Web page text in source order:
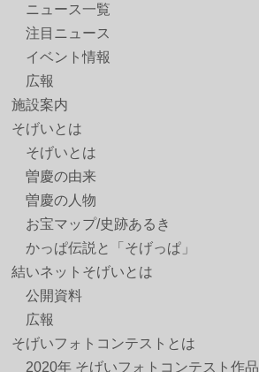
ニュース一覧
注目ニュース
イベント情報
広報
施設案内
そげいとは
そげいとは
曽慶の由来
曽慶の人物
お宝マップ/史跡あるき
かっぱ伝説と「そげっぱ」
結いネットそげいとは
公開資料
広報
そげいフォトコンテストとは
2020年 そげいフォトコンテスト作品